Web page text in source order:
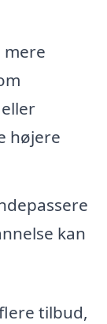
mere
højere
kan
tilbud,